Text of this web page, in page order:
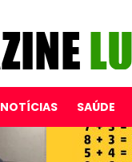
NOTÍCIAS SAÚDE